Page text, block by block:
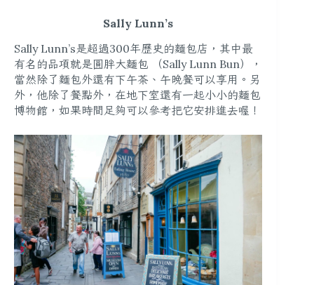
Sally Lunn’s
Sally Lunn’s是超過300年歷史的麵包店，其中最
有名的品項就是圓胖大麵包 （Sally Lunn Bun），
當然除了麵包外還有下午茶、午晚餐可以享用。另
外，他除了餐點外，在地下室還有一起小小的麵包
博物館，如果時間足夠可以參考把它安排進去喔！